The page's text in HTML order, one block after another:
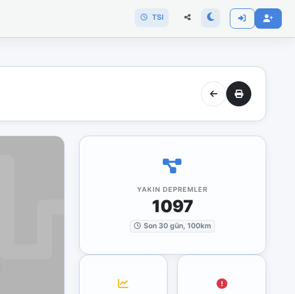
TSI
YAKIN DEPREMLER
1097
Son 30 gün, 100km